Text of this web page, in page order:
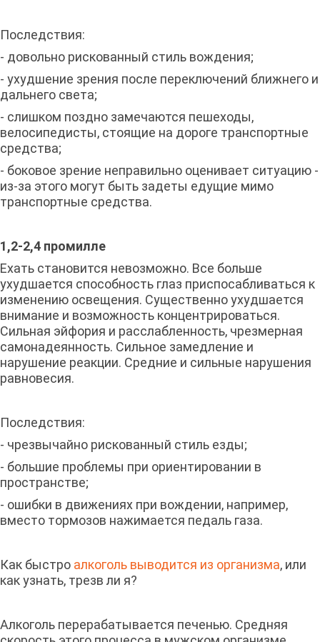
Последствия:
- довольно рискованный стиль вождения;
- ухудшение зрения после переключений ближнего и
дальнего света;
- слишком поздно замечаются пешеходы,
велосипедисты, стоящие на дороге транспортные
средства;
- боковое зрение неправильно оценивает ситуацию -
из-за этого могут быть задеты едущие мимо
транспортные средства.
1,2-2,4 промилле
Ехать становится невозможно. Все больше
ухудшается способность глаз приспосабливаться к
изменению освещения. Существенно ухудшается
внимание и возможность концентрироваться.
Сильная эйфория и расслабленность, чрезмерная
самонадеянность. Сильное замедление и
нарушение реакции. Средние и сильные нарушения
равновесия.
Последствия:
- чрезвычайно рискованный стиль езды;
- большие проблемы при ориентировании в
пространстве;
- ошибки в движениях при вождении, например,
вместо тормозов нажимается педаль газа.
Как быстро алкоголь выводится из организма, или
как узнать, трезв ли я?
Алкоголь перерабатывается печенью. Средняя